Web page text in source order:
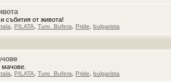
събития от живота!
PILATA Turo_Bufera Pride bulgarista
мачове.
PILATA Turo_Bufera Pride bulgarista